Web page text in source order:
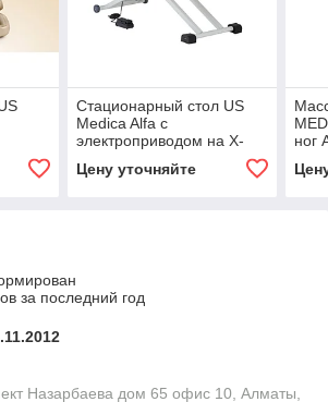
Стационарный стол US
Medica Alfa с
электроприводом на Х-
Цену уточняйте
ног
за последний год
Назарбаева дом 65 офис 10, Алматы,